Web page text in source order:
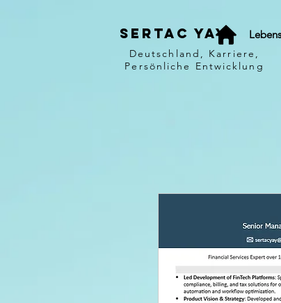
Sertac Yay
Deutschland, Karriere,
Persönliche Entwicklung